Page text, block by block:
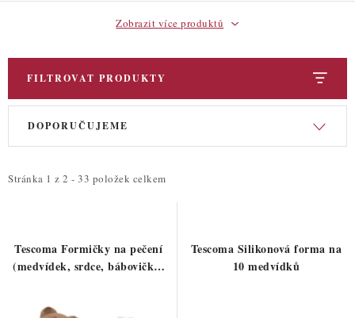
Blog
Moje objednávka
Zobrazit více produktů
FILTROVAT PRODUKTY
V
i
r
o
Stránka 1 z 2 - 33 položek celkem
Ř
e
p
r
DOPORUČUJEME
Tescoma Formičky na pečení
(medvídek, srdce, bábovička)
Tescoma Silikonová forma na
10 medvídků